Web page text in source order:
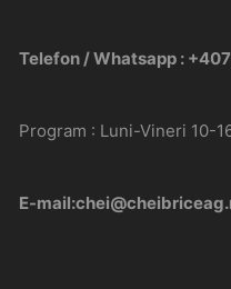
Telefon / Whatsapp :
Program : Luni-Vineri 10-
E-